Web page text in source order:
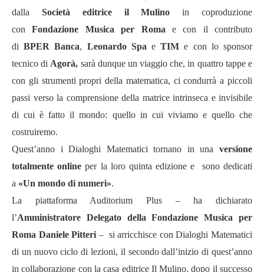
dalla
Società editrice il Mulino
in coproduzione
con
Fondazione Musica per Roma
e con il contributo
di BPER Banca, Leonardo Spa eTIMe con lo sponsor
tecnico di Agorà, sarà dunque un viaggio che, in quattro tappe e
con gli strumenti propri della matematica, ci condurràa piccoli
passi verso la comprensione della matrice intrinseca e invisibile
di cui è fatto il mondo: quello in cui viviamo e quello che
costruiremo.
Quest’anno i Dialoghi Matematici tornano in una
versione
totalmente online per la loro quinta edizione e
sono dedicati
a «Un mondo di numeri».
La piattaforma Auditorium Plus –ha dichiarato
l’Amministratore Delegato della Fondazione Musica per
Roma Daniele Pitteri – si arricchisce con Dialoghi Matematici
di un nuovo ciclo di lezioni, il secondo dall’inizio di quest’anno
in collaborazione con la casa editrice Il Mulino, dopo il successo